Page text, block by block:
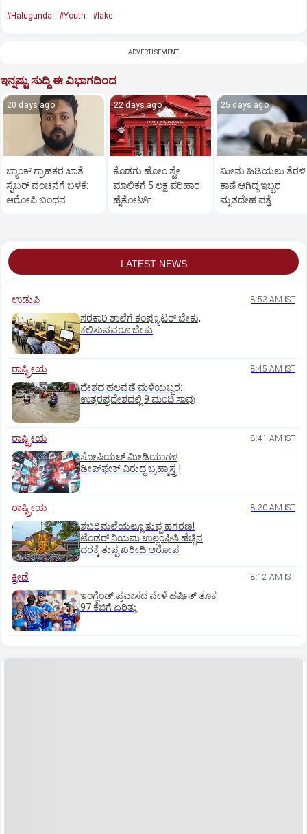
#Halugunda #Youth #lake
ADVERTISEMENT
ಇನ್ನಷ್ಟು ಸುದ್ದಿ ಈ ವಿಭಾಗದಿಂದ
20 days ago
ಬ್ಯಾಂಕ್ ಗ್ರಾಹಕರ ಖಾತೆ
ಸೈಬರ್ ವಂಚನೆಗೆ ಬಳಕೆ:
ಆರೋಪಿ ಬಂಧನ
22 days ago
ಕೊಡಗು ಹೋಂ ಸ್ಟೇ
ಮಾಲಿಕಗೆ 5 ಲಕ್ಷ ಪರಿಹಾರ:
ಹೈಕೋರ್ಟ್
25 days ago
ಮೀನು ಹಿಡಿಯಲು ತೆರಳಿ
ಕಾಣೆ ಆಗಿದ್ದ ಇಬ್ಬರ
ಮೃತದೇಹ ಪತ್ತೆ
LATEST NEWS
ಉಡುಪಿ 8:53 AM IST
ಸರಕಾರಿ ಶಾಲೆಗೆ ಕಂಪ್ಯೂಟರ್‌ ಬೇಕು,
ಕಲಿಸುವವರೂ ಬೇಕು
ರಾಷ್ಟ್ರೀಯ 8:45 AM IST
ದೇಶದ ಹಲವೆಡೆ ಮಳೆಯಬ್ಬರ:
ಉತ್ತರಪ್ರದೇಶದಲ್ಲಿ 9 ಮಂದಿ ಸಾವು
ರಾಷ್ಟ್ರೀಯ 8:41 AM IST
ಸೋಷಿಯಲ್‌ ಮೀಡಿಯಾಗಳ
ಡೀಪ್‌ಫೇಕ್‌ ವಿರುದ್ಧ ಬ್ರಹ್ಮಾಸ್ತ್ರ !
ರಾಷ್ಟ್ರೀಯ 8:30 AM IST
ಶಬರಿಮಲೆಯಲ್ಲೂ ತುಪ್ಪ ಹಗರಣ!
ಟೆಂಡರ್‌ ನಿಯಮ ಉಲ್ಲಂಘಿಸಿ ಹೆಚ್ಚಿನ
ದರಕ್ಕೆ ತುಪ್ಪ ಖರೀದಿ ಆರೋಪ
ಕ್ರೀಡೆ 8:12 AM IST
ಇಂಗ್ಲೆಂಡ್‌ ಪ್ರವಾಸದ ವೇಳೆ ಹರ್ಷಿತ್‌ ತೂಕ
97 ಕೆಜಿಗೆ ಏರಿತ್ತು